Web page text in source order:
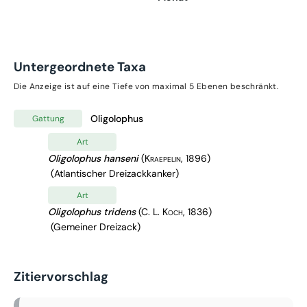
Untergeordnete Taxa
Die Anzeige ist auf eine Tiefe von maximal 5 Ebenen beschränkt.
Gattung Oligolophus
Art
Oligolophus hanseni (Kraepelin, 1896)
(Atlantischer Dreizackkanker)
Art
Oligolophus tridens (C. L. Koch, 1836)
(Gemeiner Dreizack)
Zitiervorschlag